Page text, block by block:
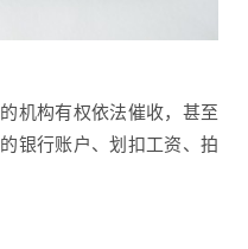
机构有权依法催收，甚至
银行账户、划扣工资、拍